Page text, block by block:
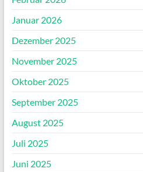
Januar 2026
Dezember 2025
November 2025
Oktober 2025
September 2025
August 2025
Juli 2025
Juni 2025